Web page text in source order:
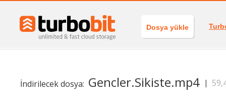
Dosya yükle
İndirilecek dosya: Gencler.Sikiste.mp4 |